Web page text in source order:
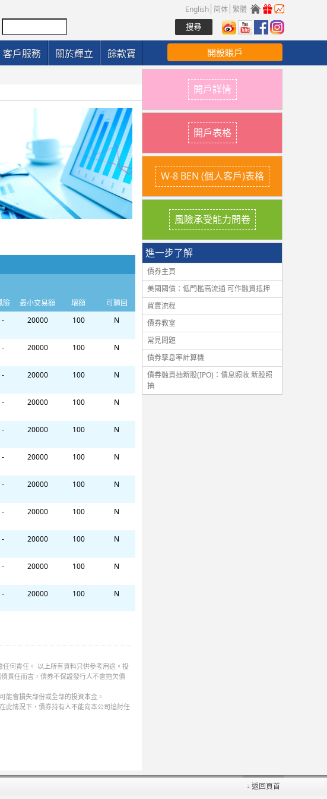
English 简体 繁體
客戶服務 關於輝立 餘款寶 開設賬戶
險 最小交易額 增額
可贖回
- 20000 100 N
- 20000 100 N
- 20000 100 N
- 20000 100 N
- 20000 100 N
- 20000 100 N
- 20000 100 N
- 20000 100 N
- 20000 100 N
- 20000 100 N
- 20000 100 N
- 20000 100 N
- 20000 100 N
- 20000 100 N
何責任。 以上所有資料只供參考用途。投
責任而言，債券不保證發行人不會拖欠債
能會損失部份或全部的投資本金。
此情況下，債券持有人不能向本公司追討任
開戶詳情
開戶表格
W-8 BEN (個人客戶)表格
風險承受能力問卷
進一步了解
債券主頁
美國國債：低門檻高流通 可作融資抵押
買賣流程
債券教室
常見問題
債券孳息率計算機
債券融資抽新股(IPO)：債息照收 新股照
抽
返回頁首